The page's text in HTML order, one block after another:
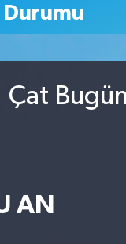
Çat
AN